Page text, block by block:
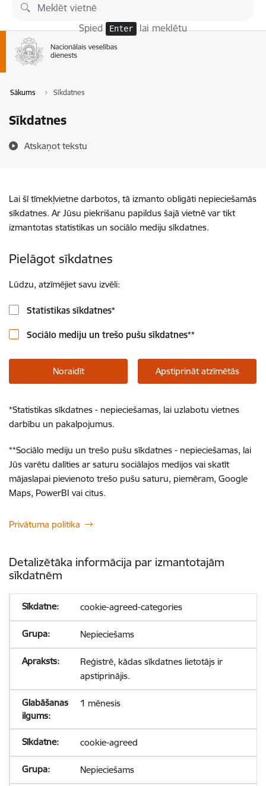
Pāriet uz lapas saturu
Spied Enter lai meklētu
Sākums Sīkdatnes
Sīkdatnes
Atskaņot tekstu
Lai šī tīmekļvietne darbotos, tā izmanto obligāti nepieciešamās
sīkdatnes. Ar Jūsu piekrišanu papildus šajā vietnē var tikt
izmantotas statistikas un sociālo mediju sīkdatnes.
Pielāgot sīkdatnes
Lūdzu, atzīmējiet savu izvēli:
Statistikas sīkdatnes*
Sociālo mediju un trešo pušu sīkdatnes**
Noraidīt Apstiprināt atzīmētās
*Statistikas sīkdatnes - nepieciešamas, lai uzlabotu vietnes
darbību un pakalpojumus.
**Sociālo mediju un trešo pušu sīkdatnes - nepieciešamas, lai
Jūs varētu dalīties ar saturu sociālajos medijos vai skatīt
mājaslapai pievienoto trešo pušu saturu, piemēram, Google
Maps, PowerBI vai citus.
Privātuma politika
Detalizētāka informācija par izmantotajām
sīkdatnēm
cookie-agreed-categories
Nepieciešams
Reģistrē, kādas sīkdatnes lietotājs ir
apstiprinājis.
1 mēnesis
cookie-agreed
Nepieciešams